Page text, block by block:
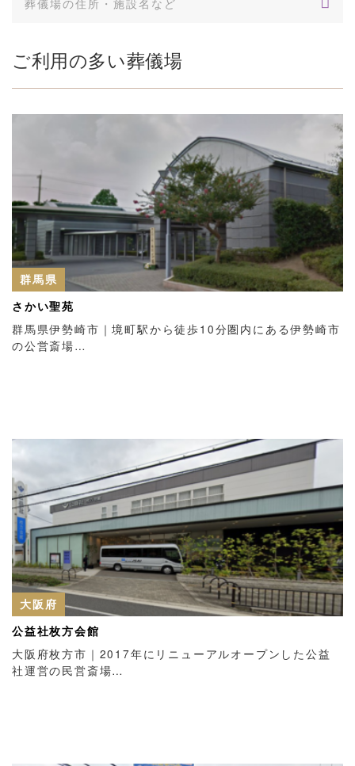
ご利用の多い葬儀場
群馬県
さかい聖苑
群馬県伊勢崎市｜境町駅から徒歩10分圏内にある伊勢崎市
の公営斎場…
大阪府
公益社枚方会館
大阪府枚方市｜2017年にリニューアルオープンした公益
社運営の民営斎場…